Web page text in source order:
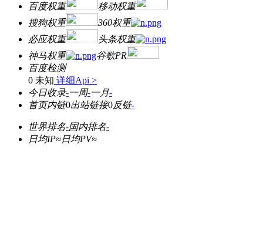
百度权重
移动权重
搜狗权重
360权重
必应权重
头条权重
神马权重
谷歌PR
百度检测
0 未知 详细Api >
今日收录-一周-一月-
首页内链0出站链接0反链-
世界排名-国内排名-
日均IP≈日均PV≈